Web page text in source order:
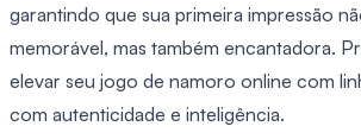
garantindo que sua primeira impressão
memorável, mas também encantadora.
elevar seu jogo de namoro online com
com autenticidade e inteligência.